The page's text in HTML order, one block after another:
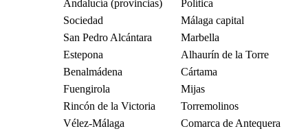
Andalucía (provincias)
Política
Sociedad
Málaga capital
San Pedro Alcántara
Marbella
Estepona
Alhaurín de la Torre
Benalmádena
Cártama
Fuengirola
Mijas
Rincón de la Victoria
Torremolinos
Vélez-Málaga
Comarca de Antequera